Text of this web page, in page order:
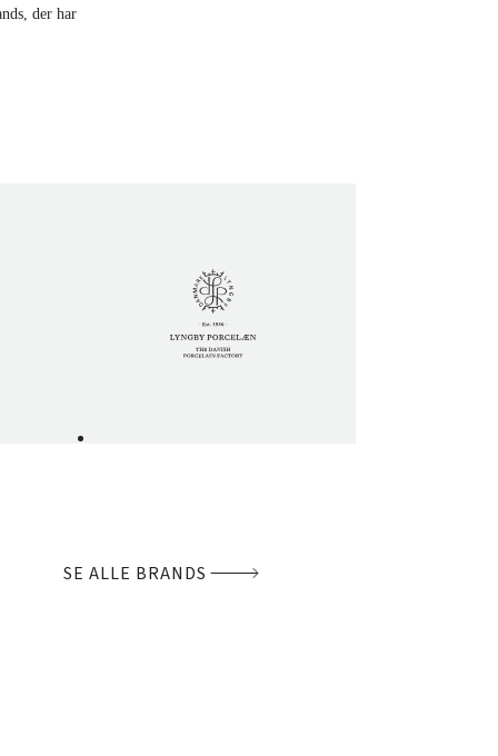
der har
SE ALLE BRANDS